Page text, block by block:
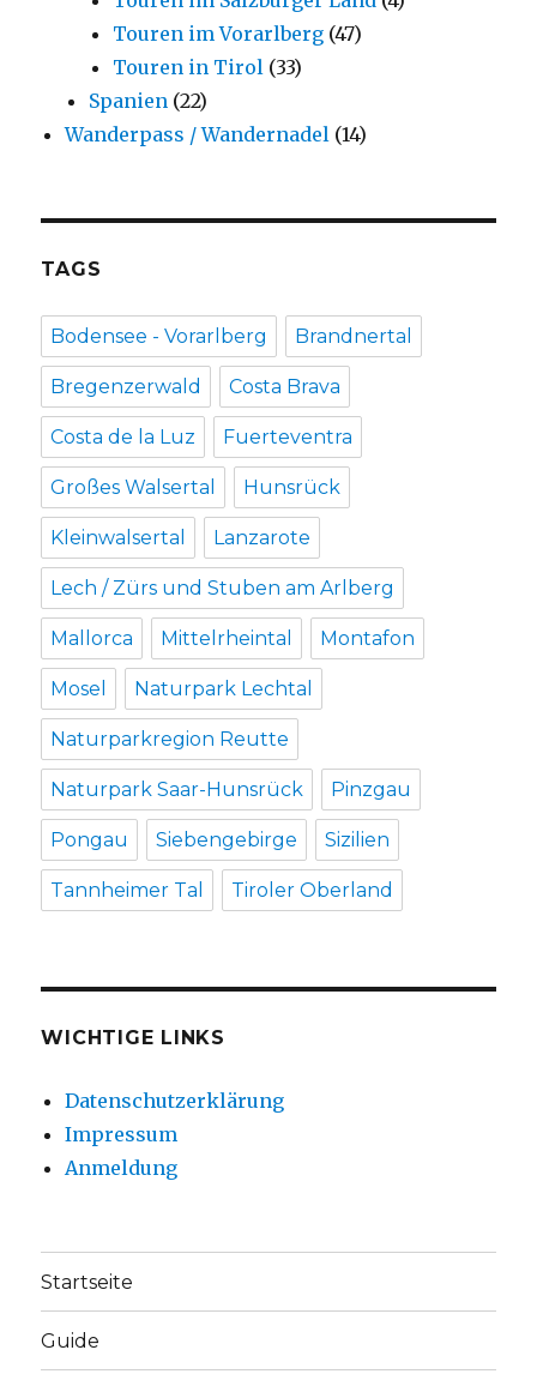
Touren im Vorarlberg (47)
Touren in Tirol (33)
Spanien (22)
Wanderpass / Wandernadel (14)
TAGS
Bodensee - Vorarlberg Brandnertal
Bregenzerwald Costa Brava
Costa de la Luz Fuerteventra
Großes Walsertal Hunsrück
Kleinwalsertal Lanzarote
Lech / Zürs und Stuben am Arlberg
Mallorca Mittelrheintal Montafon
Mosel Naturpark Lechtal
Naturparkregion Reutte
Naturpark Saar-Hunsrück Pinzgau
Pongau Siebengebirge Sizilien
Tannheimer Tal Tiroler Oberland
WICHTIGE LINKS
Datenschutzerklärung
Impressum
Anmeldung
Startseite
Guide